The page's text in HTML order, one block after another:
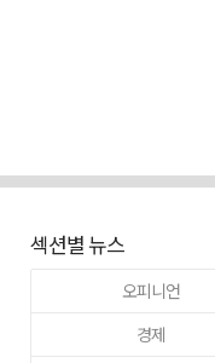
섹션별 뉴스
오피니언
경제